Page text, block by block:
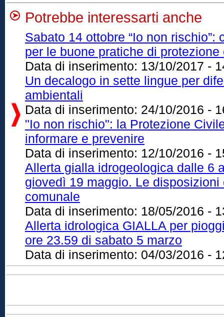
Potrebbe interessarti anche
Sabato 14 ottobre “Io non rischio”:
per le buone pratiche di protezione
Data di inserimento: 13/10/2017 -
Un decalogo in sette lingue per
ambientali
Data di inserimento: 24/10/2016 -
"Io non rischio": la Protezione
informare e prevenire
Data di inserimento: 12/10/2016 -
Allerta gialla idrogeologica dalle 6
giovedì 19 maggio. Le disposizioni
comunale
Data di inserimento: 18/05/2016 -
Allerta idrologica GIALLA per
ore 23.59 di sabato 5 marzo
Data di inserimento: 04/03/2016 -